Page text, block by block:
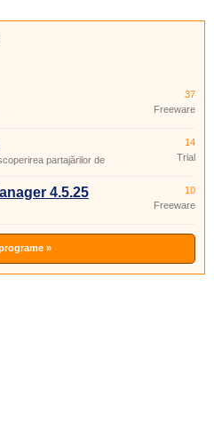
37
Freeware
partajărilor de
14
Trial
4.5.25
10
Freeware
»